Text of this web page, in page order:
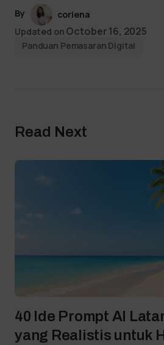
By
coriena
Updated on October 16, 2025
Panduan Pemasaran Digital
Read Next
40 Ide Prompt AI
yang Realistis untuk